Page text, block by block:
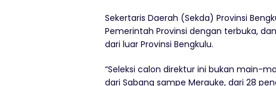
Sekertaris Daerah (Sekda) Provinsi
Pemerintah Provinsi dengan terbuka,
dari luar Provinsi Bengkulu.
“Seleksi calon direktur ini bukan main-
dari Sabang sampe Merauke, dari 28